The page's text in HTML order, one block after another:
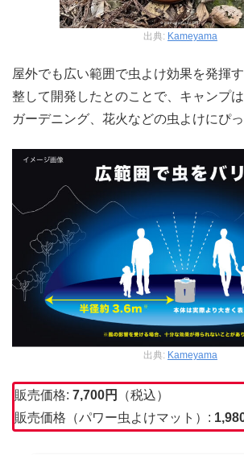
出典: Kameyama
屋外でも広い範囲で虫よけ効果を発揮
整して開発したとのことで、キャンプ
ガーデニング、花火などの虫よけにぴっ
出典: Kameyama
販売価格: 7,700円
（税込）
販売価格（パワー虫よけマット）: